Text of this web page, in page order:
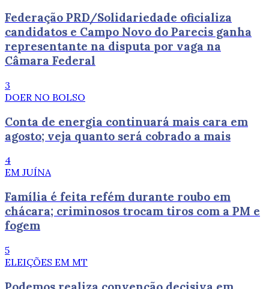
Federação PRD/Solidariedade oficializa
candidatos e Campo Novo do Parecis ganha
representante na disputa por vaga na
Câmara Federal
3
DOER NO BOLSO
Conta de energia continuará mais cara em
agosto; veja quanto será cobrado a mais
4
EM JUÍNA
Família é feita refém durante roubo em
chácara; criminosos trocam tiros com a PM e
fogem
5
ELEIÇÕES EM MT